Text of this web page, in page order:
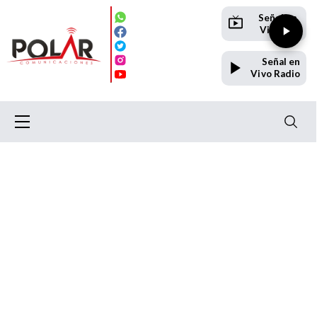
Señal en
Vivo TV
Señal en
Vivo Radio